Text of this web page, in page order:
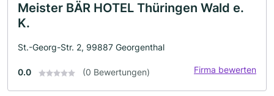
Meister BÄR HOTEL Thüringen Wald e.
K.
St.-Georg-Str. 2, 99887 Georgenthal
0.0 (0 Bewertungen) Firma bewerten